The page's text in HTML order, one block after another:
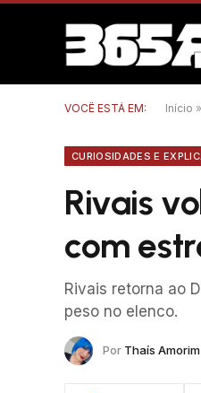
VOCÊ ESTÁ EM: Início »
CURIOSIDADES E
Rivais
com
Rivais retorna ao
peso no elenco.
Por Thaís Amorim